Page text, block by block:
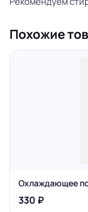
Похожие
Охлаждающее
330 ₽